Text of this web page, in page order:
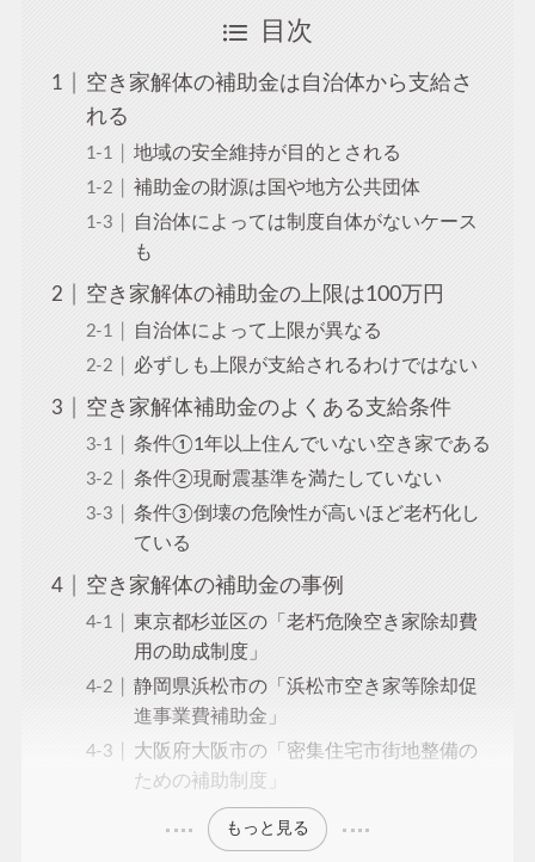
目次
空き家解体の補助金は自治体から支給さ
れる
地域の安全維持が目的とされる
補助金の財源は国や地方公共団体
自治体によっては制度自体がないケース
も
空き家解体の補助金の上限は100万円
自治体によって上限が異なる
必ずしも上限が支給されるわけではない
空き家解体補助金のよくある支給条件
条件①1年以上住んでいない空き家である
条件②現耐震基準を満たしていない
条件③倒壊の危険性が高いほど老朽化し
ている
空き家解体の補助金の事例
東京都杉並区の「老朽危険空き家除却費
用の助成制度」
静岡県浜松市の「浜松市空き家等除却促
進事業費補助金」
大阪府大阪市の「密集住宅市街地整備の
ための補助制度」
もっと見る